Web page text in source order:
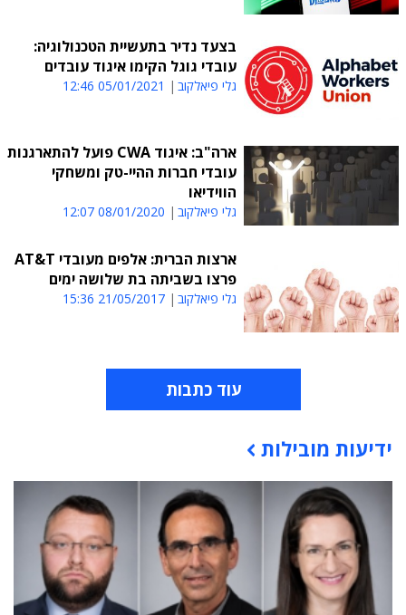
בצעד נדיר בתעשיית הטכנולוגיה:
עובדי גוגל הקימו איגוד עובדים
גלי פיאלקוב 05/01/2021 12:46
ארה"ב: איגוד CWA פועל להתארגנות
עובדי חברות ההיי-טק ומשחקי
הווידיאו
גלי פיאלקוב 08/01/2020 12:07
ארצות הברית: אלפים מעובדי AT&T
פרצו בשביתה בת שלושה ימים
גלי פיאלקוב 21/05/2017 15:36
עוד כתבות
תוכן פרסומי
ידיעות מובילות